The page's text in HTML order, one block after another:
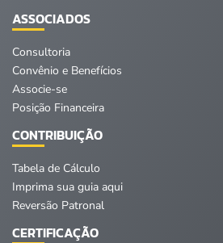
ASSOCIADOS
Consultoria
Convênio e Benefícios
Associe-se
Posição Financeira
CONTRIBUIÇÃO
Tabela de Cálculo
Imprima sua guia aqui
Reversão Patronal
CERTIFICAÇÃO